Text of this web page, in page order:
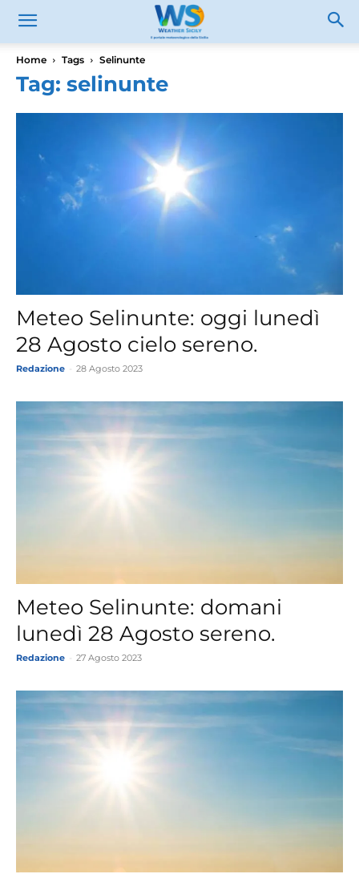
Home Tags Selinunte
Tag: selinunte
Meteo Selinunte: oggi lunedì
28 Agosto cielo sereno.
Redazione 28 Agosto 2023
Meteo Selinunte: domani
lunedì 28 Agosto sereno.
Redazione 27 Agosto 2023